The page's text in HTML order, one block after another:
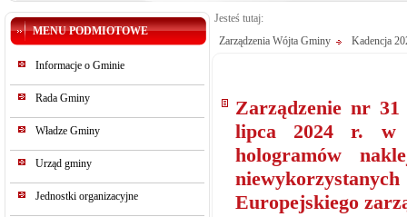
MENU PODMIOTOWE
Informacje o Gminie
Rada Gminy
Władze Gminy
Urząd gminy
Jednostki organizacyjne
Jesteś tutaj:
Zarządzenia Wójta Gminy
Kadencja
Zarządzenie nr
lipca 2024 r. w
hologramów
Europejskiego